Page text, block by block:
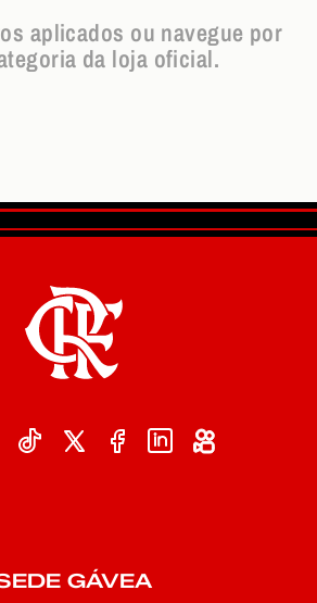
aplicados ou navegue por
da loja oficial.
GÁVEA